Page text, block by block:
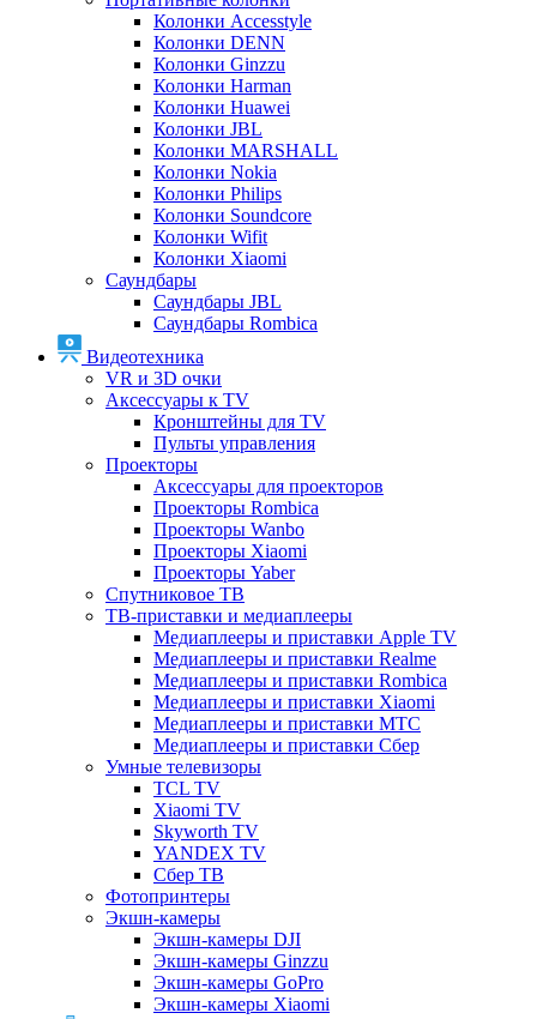
Колонки Accesstyle
Колонки DENN
Колонки Ginzzu
Колонки Harman
Колонки Huawei
Колонки JBL
Колонки MARSHALL
Колонки Nokia
Колонки Philips
Колонки Soundcore
Колонки Wifit
Колонки Xiaomi
Саундбары
Саундбары JBL
Саундбары Rombica
Видеотехника
VR и 3D очки
Аксессуары к TV
Кронштейны для TV
Пульты управления
Проекторы
Аксессуары для проекторов
Проекторы Rombica
Проекторы Wanbo
Проекторы Xiaomi
Проекторы Yaber
Спутниковое ТВ
ТВ-приставки и медиаплееры
Медиаплееры и приставки Apple TV
Медиаплееры и приставки Realme
Медиаплееры и приставки Rombica
Медиаплееры и приставки Xiaomi
Медиаплееры и приставки МТС
Медиаплееры и приставки Сбер
Умные телевизоры
TCL TV
Xiaomi TV
Skyworth TV
YANDEX TV
Сбер ТВ
Фотопринтеры
Экшн-камеры
Экшн-камеры DJI
Экшн-камеры Ginzzu
Экшн-камеры GoPro
Экшн-камеры Xiaomi